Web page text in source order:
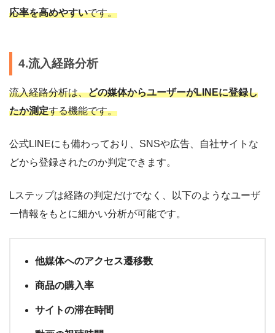
応率を高めやすいです。
4.流入経路分析
流入経路分析は、どの媒体からユーザーがLINEに登録し
たか測定する機能です。
公式LINEにも備わっており、SNSや広告、自社サイトな
どから登録されたのか判定できます。
Lステップは経路の判定だけでなく、以下のようなユーザ
ー情報をもとに細かい分析が可能です。
他媒体へのアクセス遷移数
商品の購入率
サイトの滞在時間